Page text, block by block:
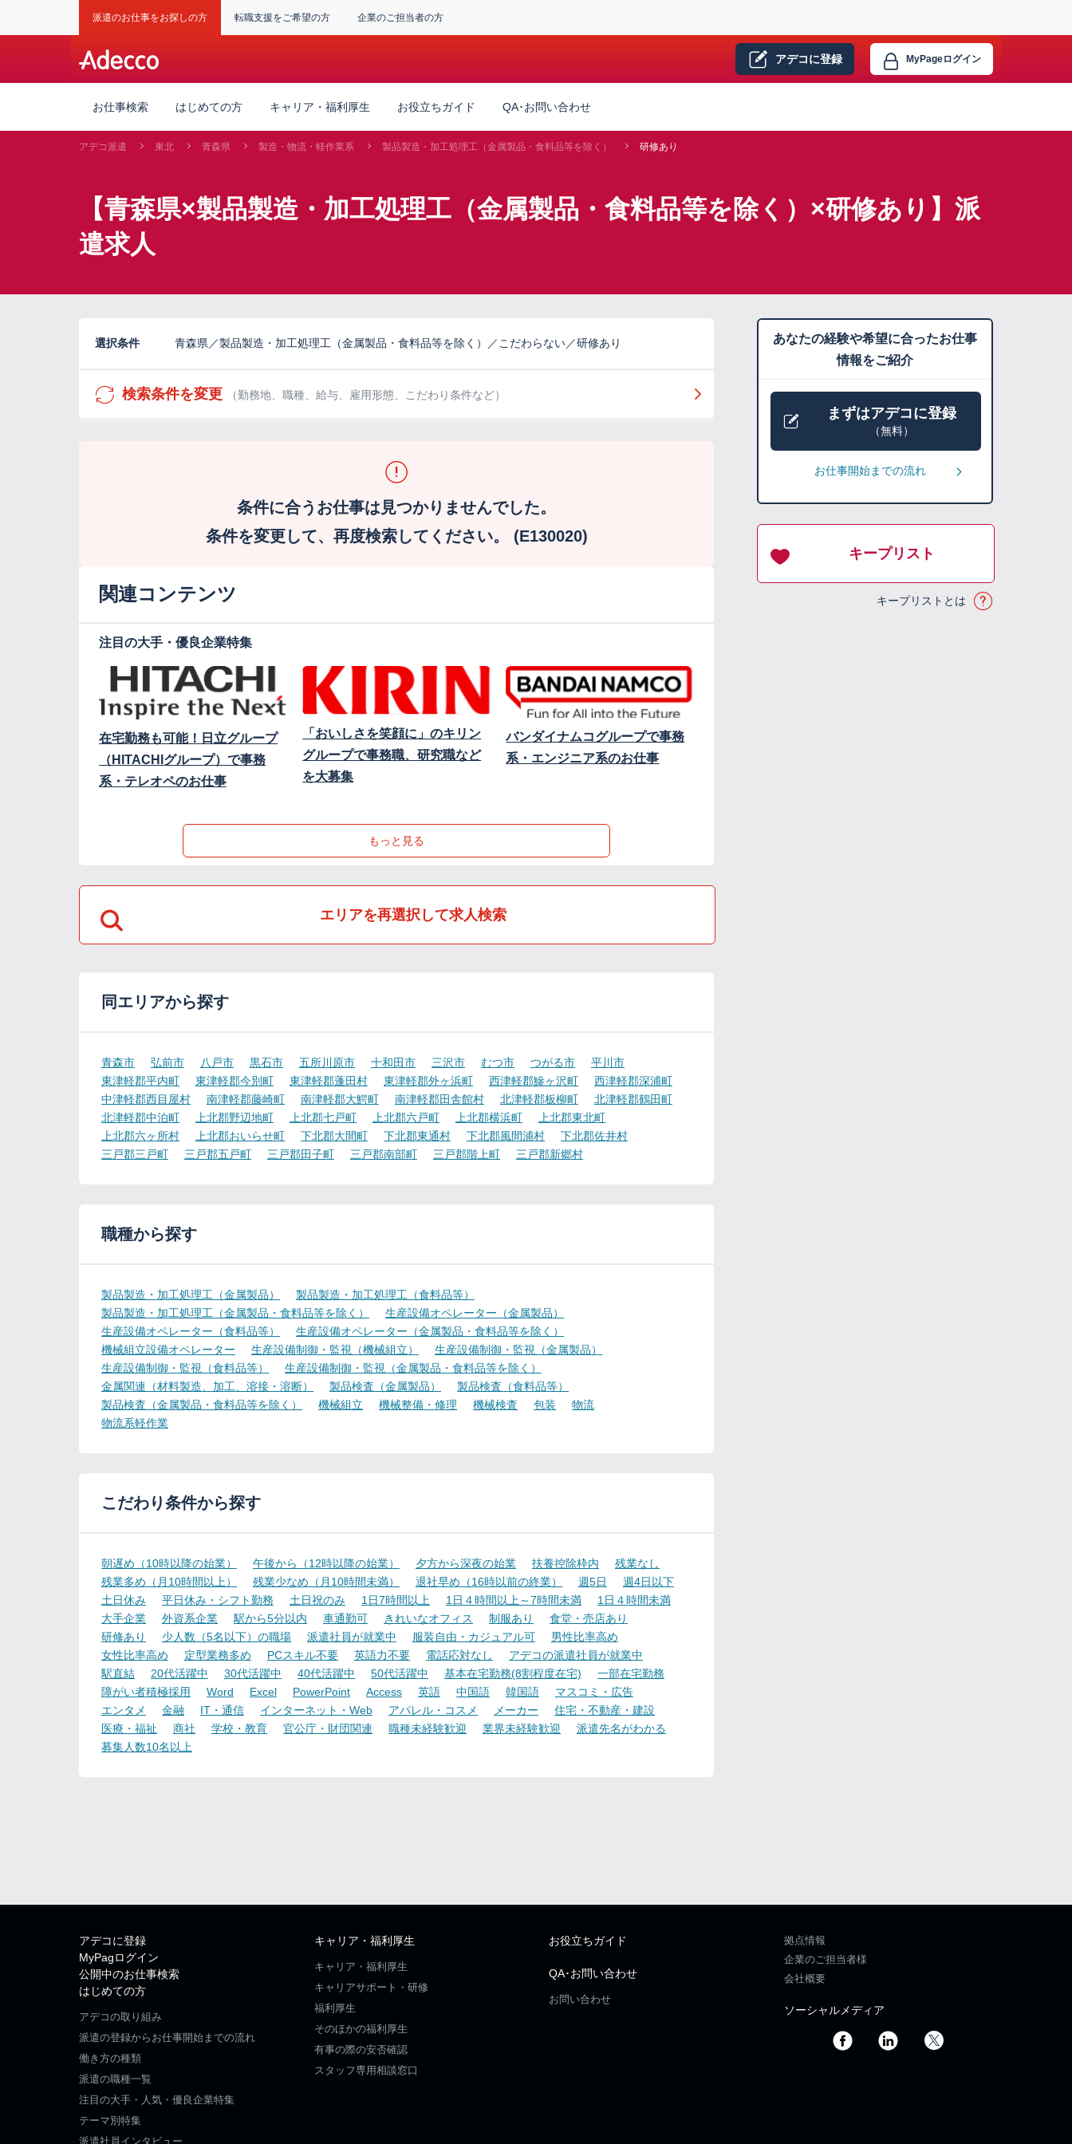
派遣のお仕事をお探しの方 転職支援をご希望の方 企業のご担当者の方
アデコに登録 MyPageログイン
お仕事検索 はじめての方 キャリア・福利厚生 お役立ちガイド QA･お問い合わせ
アデコ派遣 東北 青森県 製造・物流・軽作業系 製品製造・加工処理工（金属製品・食料品等を除く） 研修あり
【青森県×製品製造・加工処理工（金属製品・食料品等を除く）×研修あり】派
遣求人
選択条件 青森県／製品製造・加工処理工（金属製品・食料品等を除く）／こだわらない／研修あり
検索条件を変更 （勤務地、職種、給与、雇用形態、こだわり条件など）
条件に合うお仕事は見つかりませんでした。
条件を変更して、再度検索してください。 (E130020)
関連コンテンツ
注目の大手・優良企業特集
在宅勤務も可能！日立グループ
（HITACHIグループ）で事務
系・テレオペのお仕事
「おいしさを笑顔に」のキリン
グループで事務職、研究職など
を大募集
バンダイナムコグループで事務
系・エンジニア系のお仕事
もっと見る
エリアを再選択して求人検索
同エリアから探す
青森市 弘前市 八戸市 黒石市 五所川原市 十和田市 三沢市 むつ市 つがる市
平川市
東津軽郡平内町
東津軽郡今別町 東津軽郡蓬田村 東津軽郡外ヶ浜町 西津軽郡鰺ヶ沢町
西津軽郡深浦町
中津軽郡西目屋村
南津軽郡藤崎町 南津軽郡大鰐町 南津軽郡田舎館村 北津軽郡板柳町
北津軽郡鶴田町
北津軽郡中泊町
上北郡野辺地町 上北郡七戸町 上北郡六戸町 上北郡横浜町
上北郡東北町
上北郡六ヶ所村
上北郡おいらせ町 下北郡大間町 下北郡東通村 下北郡風間浦村
下北郡佐井村
三戸郡三戸町
三戸郡五戸町 三戸郡田子町 三戸郡南部町 三戸郡階上町 三戸郡新郷村
職種から探す
製品製造・加工処理工（金属製品）
製品製造・加工処理工（食料品等）
製品製造・加工処理工（金属製品・食料品等を除く）
生産設備オペレーター（金属製品）
生産設備オペレーター（食料品等）
生産設備オペレーター（金属製品・食料品等を除く）
機械組立設備オペレーター
生産設備制御・監視（機械組立）
生産設備制御・監視（金属製品）
生産設備制御・監視（食料品等）
生産設備制御・監視（金属製品・食料品等を除く）
金属関連（材料製造、加工、溶接・溶断）
製品検査（金属製品）
製品検査（食料品等）
製品検査（金属製品・食料品等を除く）
機械組立 機械整備・修理 機械検査 包装
物流
物流系軽作業
こだわり条件から探す
朝遅め（10時以降の始業） 午後から（12時以降の始業） 夕方から深夜の始業 扶養控除枠内
残業なし
残業多め（月10時間以上）
残業少なめ（月10時間未満） 退社早め（16時以前の終業） 週5日
週4日以下
土日休み
平日休み・シフト勤務 土日祝のみ 1日7時間以上 1日４時間以上～7時間未満
1日４時間未満
大手企業
外資系企業 駅から5分以内 車通勤可 きれいなオフィス 制服あり
食堂・売店あり
研修あり
少人数（5名以下）の職場 派遣社員が就業中 服装自由・カジュアル可
男性比率高め
女性比率高め
定型業務多め PCスキル不要 英語力不要 電話応対なし
アデコの派遣社員が就業中
駅直結
20代活躍中 30代活躍中 40代活躍中 50代活躍中 基本在宅勤務(8割程度在宅)
一部在宅勤務
障がい者積極採用
Word Excel PowerPoint Access 英語 中国語 韓国語
マスコミ・広告
エンタメ
金融 IT・通信 インターネット・Web アパレル・コスメ メーカー
住宅・不動産・建設
医療・福祉
商社 学校・教育 官公庁・財団関連 職種未経験歓迎 業界未経験歓迎
派遣先名がわかる
募集人数10名以上
あなたの経験や希望に合ったお仕事
情報をご紹介
まずはアデコに登録
（無料）
お仕事開始までの流れ
キープリスト
キープリストとは
アデコに登録
MyPagログイン
公開中のお仕事検索
はじめての方
アデコの取り組み
派遣の登録からお仕事開始までの流れ
働き方の種類
派遣の職種一覧
注目の大手・人気・優良企業特集
テーマ別特集
派遣社員インタビュー
キャリア・福利厚生
キャリア・福利厚生
キャリアサポート・研修
福利厚生
そのほかの福利厚生
有事の際の安否確認
スタッフ専用相談窓口
お役立ちガイド
QA･お問い合わせ
お問い合わせ
拠点情報
企業のご担当者様
会社概要
ソーシャルメディア